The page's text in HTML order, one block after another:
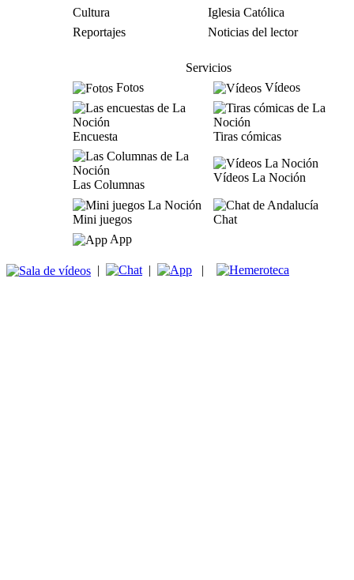
Cultura
Iglesia Católica
Reportajes
Noticias del lector
Servicios
Fotos
Vídeos
Encuesta Tiras cómicas
Las Columnas
Vídeos La Noción
Mini juegos
Chat
App
| | |